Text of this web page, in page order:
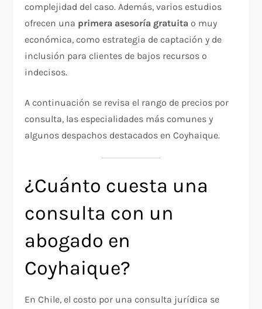
complejidad del caso. Además, varios estudios
ofrecen una primera asesoría gratuita o muy
económica, como estrategia de captación y de
inclusión para clientes de bajos recursos o
indecisos.
A continuación se revisa el rango de precios por
consulta, las especialidades más comunes y
algunos despachos destacados en Coyhaique.
¿Cuánto cuesta una
consulta con un
abogado en
Coyhaique?
En Chile, el costo por una consulta jurídica se